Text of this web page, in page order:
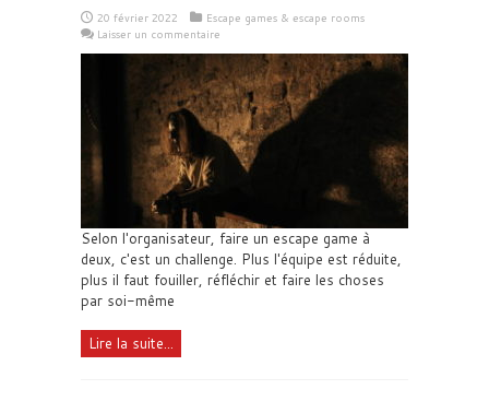
20 février 2022
Escape games & escape rooms
Laisser un commentaire
Selon l'organisateur, faire un escape game à
deux, c'est un challenge. Plus l'équipe est réduite,
plus il faut fouiller, réfléchir et faire les choses
par soi-même
Lire la suite...